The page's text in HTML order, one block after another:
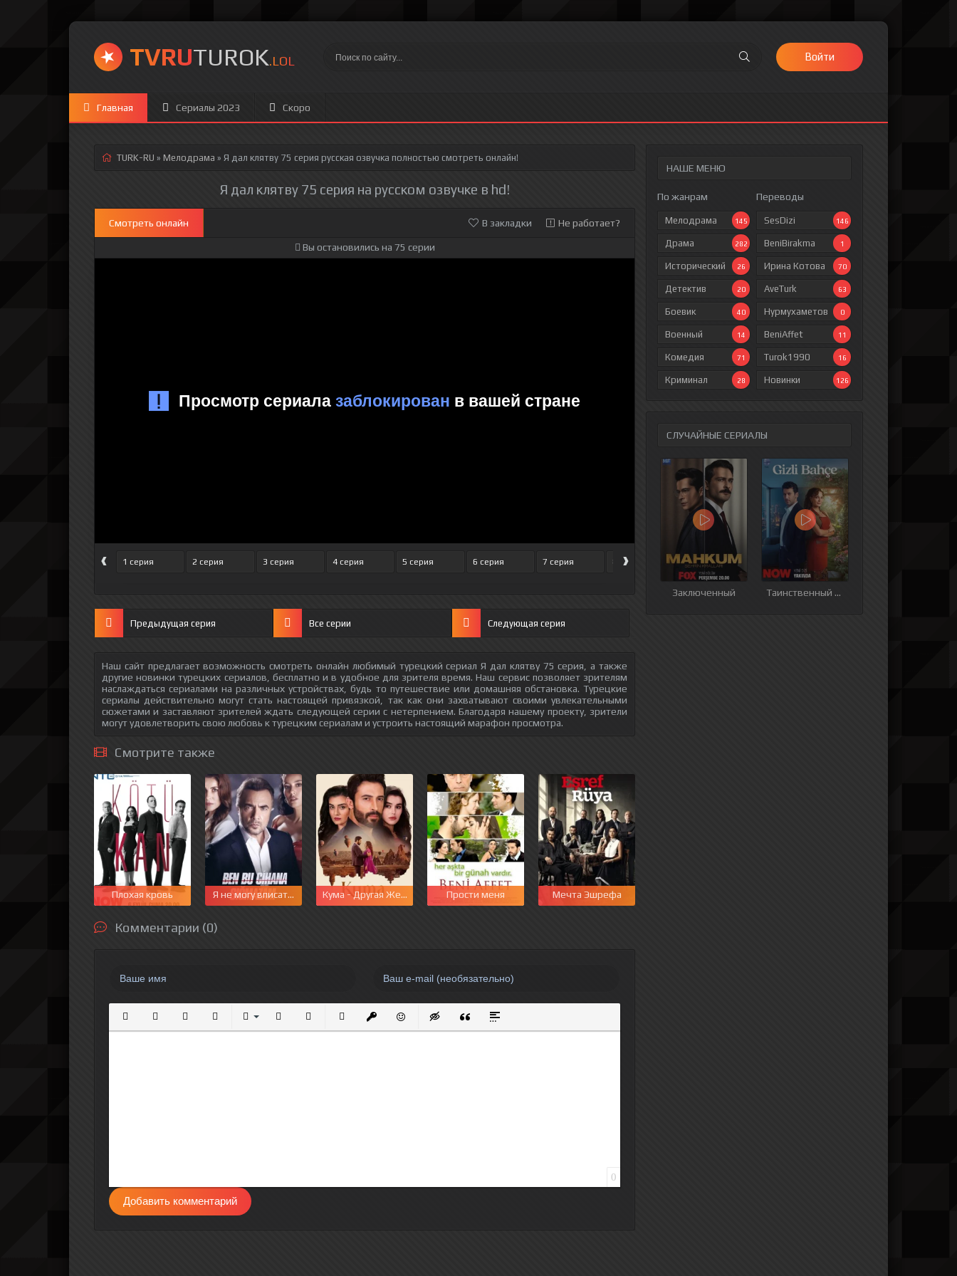
TVRUTUROK.LOL Войти
Главная Сериалы 2023 Скоро
НАШЕ МЕНЮ
По жанрам
Мелодрама 145
Драма 282
Исторический 26
Детектив 20
Боевик 40
Военный 14
Комедия 71
Криминал 28
Переводы
SesDizi 146
BeniBirakma 1
Ирина Котова 70
AveTurk 63
Нурмухаметов 0
BeniAffet 11
Turok1990 16
Новинки 126
СЛУЧАЙНЫЕ СЕРИАЛЫ
Заключенный Таинственный сад
TURK-RU » Мелодрама » Я дал клятву 75 серия русская озвучка полностью смотреть онлайн!
Я дал клятву 75 серия на русском озвучке в hd!
Смотреть онлайн В закладки Не работает?
Вы остановились на 75 серии
‹ 1 серия 2 серия 3 серия 4 серия 5 серия 6 серия 7 серия 8 серия 9 серия 11 серия
›
Предыдущая серия Все серии Следующая серия
Наш сайт предлагает возможность смотреть онлайн любимый турецкий сериал Я дал клятву 75 серия, а также
другие новинки турецких сериалов, бесплатно и в удобное для зрителя время. Наш сервис позволяет зрителям
наслаждаться сериалами на различных устройствах, будь то путешествие или домашняя обстановка. Турецкие
сериалы действительно могут стать настоящей привязкой, так как они захватывают своими увлекательными
сюжетами и заставляют зрителей ждать следующей серии с нетерпением. Благодаря нашему проекту, зрители
могут удовлетворить свою любовь к турецким сериалам и устроить настоящий марафон просмотра.
Смотрите также
Плохая кровь Я не могу вписаться в этот мирКума - Другая Жена Прости меня Мечта Эшрефа
Комментарии (0)
Полужирный
КурсивПодчеркнутый
ЗачеркнутыйВыравнивание
Нумерованный список
Маркированный список
Вставить ссылку
Вставить защищенную ссылку
Вставить смайлик
Вставка скрытого текста
Вставка цитаты
Вставка спойлера
0
Добавить комментарий